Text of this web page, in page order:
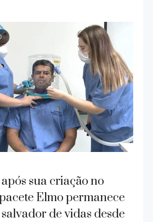
sua criação no
Elmo permanece
de vidas desde